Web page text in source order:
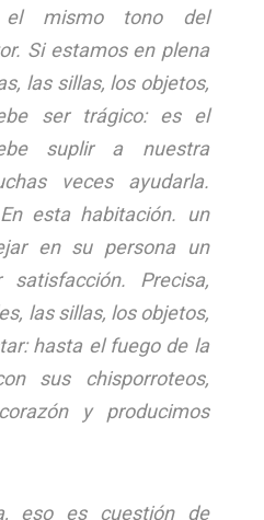
el mismo tono del
Si estamos en plena
las sillas, los objetos,
ser trágico: es el
suplir a nuestra
veces ayudarla.
esta habitación. un
en su persona un
Precisa,
las sillas, los objetos,
hasta el fuego de la
sus chisporroteos,
y producimos
eso es cuestión de